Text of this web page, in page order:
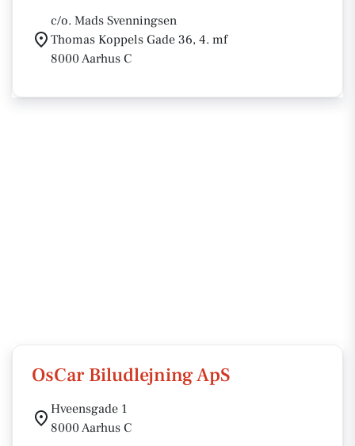
c/o. Mads Svenningsen
Thomas Koppels Gade 36, 4. mf
8000 Aarhus C
OsCar Biludlejning ApS
Hveensgade 1
8000 Aarhus C